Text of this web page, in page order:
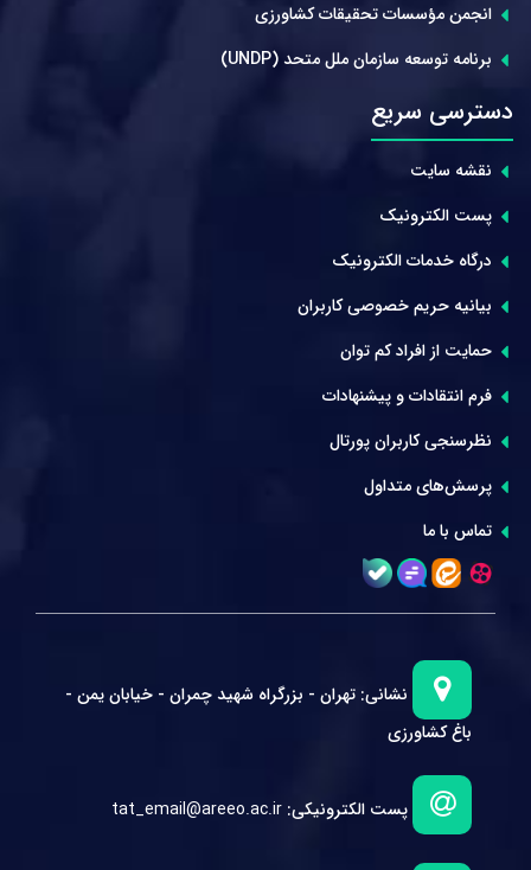
انجمن مؤسسات تحقیقات کشاورزی
برنامه توسعه سازمان ملل متحد (UNDP)
دسترسی سریع
نقشه سایت
پست الکترونیک
درگاه خدمات الکترونیک
بیانیه حریم خصوصی کاربران
حمایت از افراد کم توان
فرم انتقادات و پیشنهادات
نظرسنجی کاربران پورتال
پرسش‌های متداول
تماس با ما
نشانی: تهران - بزرگراه شهید چمران - خیابان یمن -
باغ کشاورزی
پست الکترونیکی: tat_email@areeo.ac.ir